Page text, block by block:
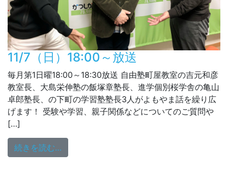
11/7（日）18:00～放送
毎月第1日曜18:00～18:30放送 自由塾町屋教室の吉元和彦
教室長、大島栄伸塾の飯塚章塾長、進学個別桜学舎の亀山
卓郎塾長、の下町の学習塾塾長3人がよもやま話を繰り広
げます！ 受験や学習、親子関係などについてのご質問や
[…]
続きを読む…